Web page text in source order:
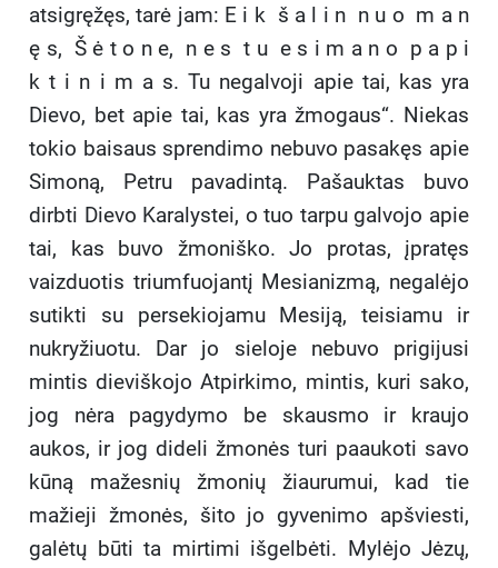
atsigręžęs, tarė jam: E i k š a l i n n u o m a n
ę s, Š ė t o n e, n e s t u e s i m a n o p a p i
k t i n i m a s. Tu negalvoji apie tai, kas yra
Dievo, bet apie tai, kas yra žmogaus“. Niekas
tokio baisaus sprendimo nebuvo pasakęs apie
Simoną, Petru pavadintą. Pašauktas buvo
dirbti Dievo Karalystei, o tuo tarpu galvojo apie
tai, kas buvo žmoniško. Jo protas, įpratęs
vaizduotis triumfuojantį Mesianizmą, negalėjo
sutikti su persekiojamu Mesiją, teisiamu ir
nukryžiuotu. Dar jo sieloje nebuvo prigijusi
mintis dieviškojo Atpirkimo, mintis, kuri sako,
jog nėra pagydymo be skausmo ir kraujo
aukos, ir jog dideli žmonės turi paaukoti savo
kūną mažesnių žmonių žiaurumui, kad tie
mažieji žmonės, šito jo gyvenimo apšviesti,
galėtų būti ta mirtimi išgelbėti. Mylėjo Jėzų,